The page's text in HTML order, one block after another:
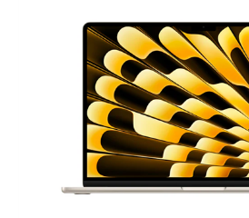
LAPTOP SZERVIZ